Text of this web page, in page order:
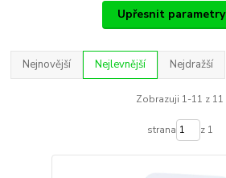
Upřesnit parametry
Nejnovější Nejlevnější Nejdražší
Zobrazuji 1-11 z 11
strana z 1